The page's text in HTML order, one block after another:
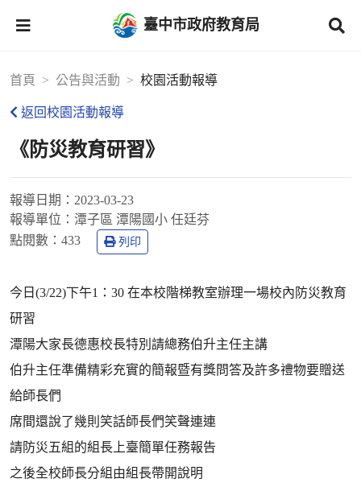
臺中市政府教育局
首頁 公告與活動 校園活動報導
返回校園活動報導
《防災教育研習》
報導日期： 2023-03-23
報導單位： 潭子區 潭陽國小 任廷芬
點閱數： 433 列印
今日(3/22)下午1：30 在本校階梯教室辦理一場校內防災教育
研習
潭陽大家長德惠校長特別請總務伯升主任主講
伯升主任準備精彩充實的簡報暨有獎問答及許多禮物要贈送
給師長們
席間還說了幾則笑話師長們笑聲連連
請防災五組的組長上臺簡單任務報告
之後全校師長分組由組長帶開說明